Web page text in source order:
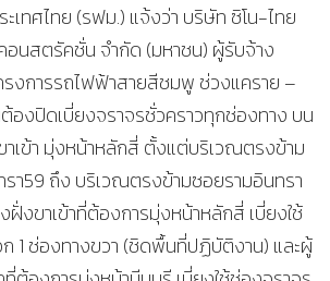
เทศไทย (รฟม.) แจ้งว่า บริษัท ซิโน-ไทย
อนสตรัคชั่น จำกัด (มหาชน) ผู้รับจ้าง
รงการรถไฟฟ้าสายสีชมพู ช่วงแคราย –
องปิดเบี่ยงจราจรชั่วคราวทุกช่องทาง บน
เข้า มุ่งหน้าหลักสี่ ตั้งแต่บริเวณตรงข้าม
า59 ถึง บริเวณตรงข้ามซอยรามอินทรา
งฝั่งขาเข้าที่ต้องการมุ่งหน้าหลักสี่ เบี่ยงใช้
1 ช่องทางขวา (ชิดพื้นที่ปฏิบัติงาน) และผู้